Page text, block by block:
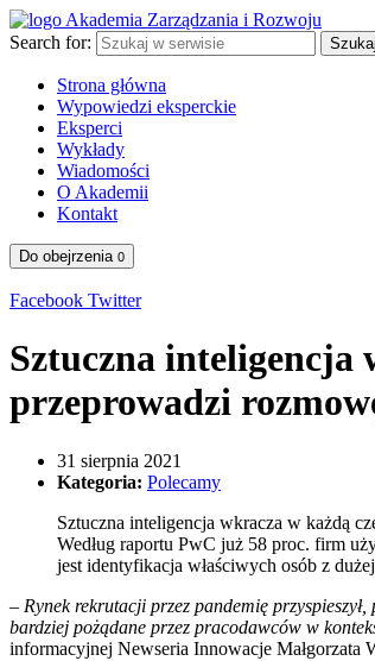
Search for: Szukaj
Strona główna
Wypowiedzi eksperckie
Eksperci
Wykłady
Wiadomości
O Akademii
Kontakt
Do obejrzenia 0
Facebook Twitter
Sztuczna inteligencja
przeprowadzi
31 sierpnia 2021
Kategoria: Polecamy
Sztuczna inteligencja wkracza w każdą
Według raportu PwC już 58 proc. firm
jest identyfikacja właściwych osób z
– Rynek rekrutacji przez pandemię
bardziej pożądane przez pracodawców w
informacyjnej Newseria Innowacje